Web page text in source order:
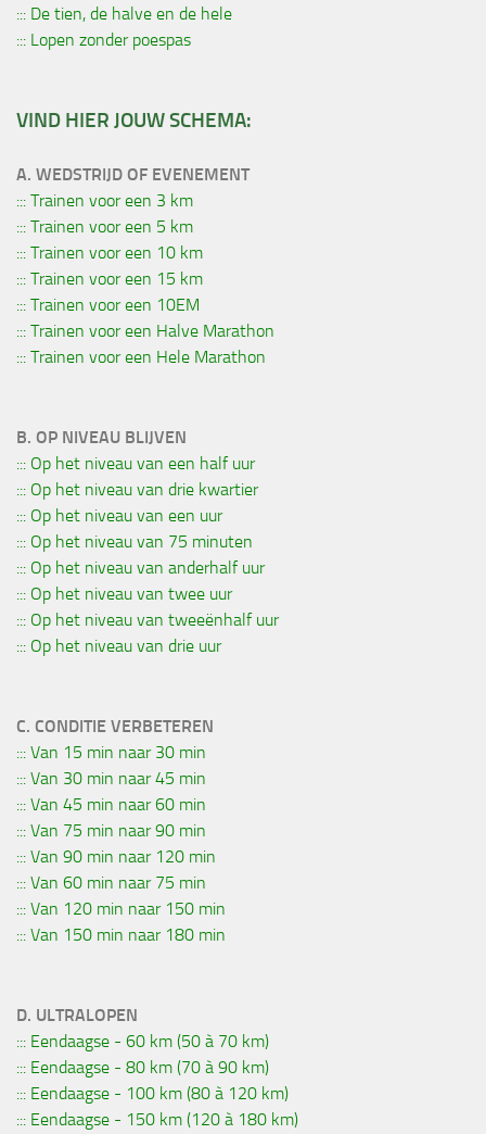
::: De tien, de halve en de hele
::: Lopen zonder poespas
VIND HIER JOUW SCHEMA:
A. WEDSTRIJD OF EVENEMENT
::: Trainen voor een 3 km
::: Trainen voor een 5 km
::: Trainen voor een 10 km
::: Trainen voor een 15 km
::: Trainen voor een 10EM
::: Trainen voor een Halve Marathon
::: Trainen voor een Hele Marathon
B. OP NIVEAU BLIJVEN
::: Op het niveau van een half uur
::: Op het niveau van drie kwartier
::: Op het niveau van een uur
::: Op het niveau van 75 minuten
::: Op het niveau van anderhalf uur
::: Op het niveau van twee uur
::: Op het niveau van tweeënhalf uur
::: Op het niveau van drie uur
C. CONDITIE VERBETEREN
::: Van 15 min naar 30 min
::: Van 30 min naar 45 min
::: Van 45 min naar 60 min
::: Van 75 min naar 90 min
::: Van 90 min naar 120 min
::: Van 60 min naar 75 min
::: Van 120 min naar 150 min
::: Van 150 min naar 180 min
D. ULTRALOPEN
::: Eendaagse - 60 km (50 à 70 km)
::: Eendaagse - 80 km (70 à 90 km)
::: Eendaagse - 100 km (80 à 120 km)
::: Eendaagse - 150 km (120 à 180 km)